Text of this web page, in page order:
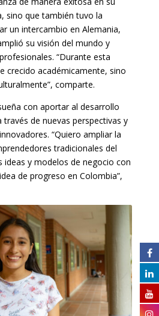
sino que también tuvo la
un intercambio en Alemania,
su visión del mundo y
“Durante esta
crecido académicamente, sino
comparte.
con aportar al desarrollo
través de nuevas perspectivas y
“Quiero ampliar la
tradicionales del
ideas y modelos de negocio con
de progreso en Colombia”,